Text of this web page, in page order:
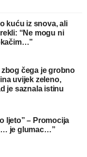
kuću iz snova, ali
“Ne mogu ni
zbog čega je grobno
uvijek zeleno,
je saznala istinu
ljeto” – Promocija
je glumac…”